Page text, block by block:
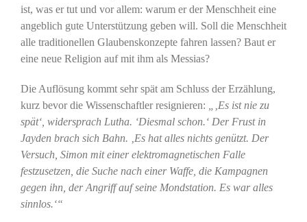
ist, was er tut und vor allem: warum er der Menschheit eine
angeblich gute Unterstützung geben will. Soll die Menschheit
alle traditionellen Glaubenskonzepte fahren lassen? Baut er
eine neue Religion auf mit ihm als Messias?
Die Auflösung kommt sehr spät am Schluss der Erzählung,
kurz bevor die Wissenschaftler resignieren:
„‚Es ist nie zu
spät‘, widersprach Lutha. ‘Diesmal schon.‘ Der Frust in
Jayden brach sich Bahn. ‚Es hat alles nichts genützt. Der
Versuch, Simon mit einer elektromagnetischen Falle
festzusetzen, die Suche nach einer Waffe, die Kampagnen
gegen ihn, der Angriff auf seine Mondstation. Es war alles
sinnlos.‘“